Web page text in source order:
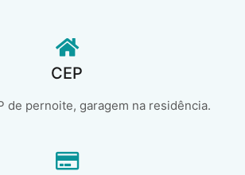
CEP
de pernoite, garagem na residência.